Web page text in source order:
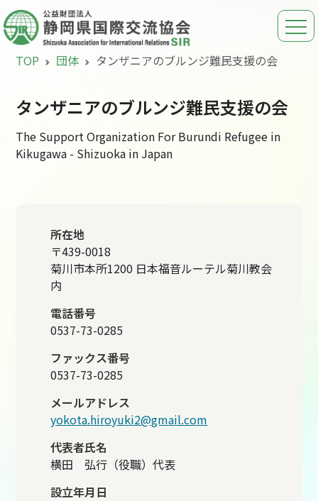
TOP 団体 タンザニアのブルンジ難民支援の会
タンザニアのブルンジ難民支援の会
The Support Organization For Burundi Refugee in
Kikugawa - Shizuoka in Japan
所在地
〒439-0018
菊川市本所1200 日本福音ルーテル菊川教会
内
電話番号
0537-73-0285
ファックス番号
0537-73-0285
メールアドレス
yokota.hiroyuki2@gmail.com
代表者氏名
横田 弘行（役職）代表
設立年月日